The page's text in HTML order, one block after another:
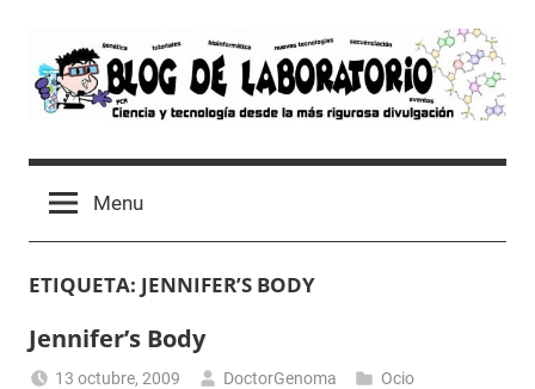
content
Blog
de
Laboratorio
Tutoriales,
Ocio
un
Laboratorio
Menu
ETIQUETA: JENNIFER’S BODY
Jennifer’s Body
13 octubre, 2009 DoctorGenoma Ocio